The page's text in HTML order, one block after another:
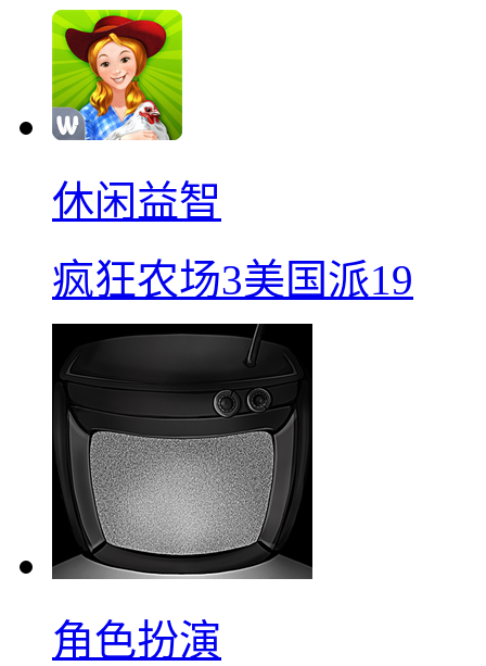
休闲益智
疯狂农场3美国派19
角色扮演